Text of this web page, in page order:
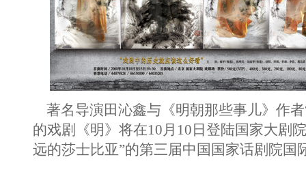
著名导演田沁鑫与《明朝那些事儿》作者
的戏剧《明》将在10月10日登陆国家大剧
远的莎士比亚”的第三届中国国家话剧院国